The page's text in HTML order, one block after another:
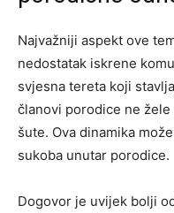
Najvažniji aspekt ove
nedostatak iskrene
svjesna tereta koji
članovi porodice ne
šute. Ova dinamika
sukoba unutar porodice.
Dogovor je uvijek bolji